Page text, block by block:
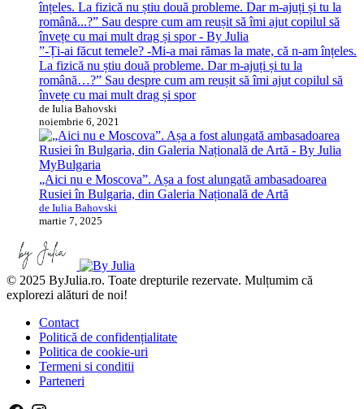
”-Ți-ai făcut temele? -Mi-a mai rămas la mate, că n-am înțeles.
La fizică nu știu două probleme. Dar m-ajuți și tu la
română…?” Sau despre cum am reușit să îmi ajut copilul să
învețe cu mai mult drag și spor
de Iulia Bahovski
noiembrie 6, 2021
MyBulgaria
„Aici nu e Moscova”. Așa a fost alungată ambasadoarea
Rusiei în Bulgaria, din Galeria Națională de Artă
de Iulia Bahovski
martie 7, 2025
© 2025 ByJulia.ro. Toate drepturile rezervate. Mulțumim că
explorezi alături de noi!
Contact
Politică de confidențialitate
Politica de cookie-uri
Termeni si conditii
Parteneri